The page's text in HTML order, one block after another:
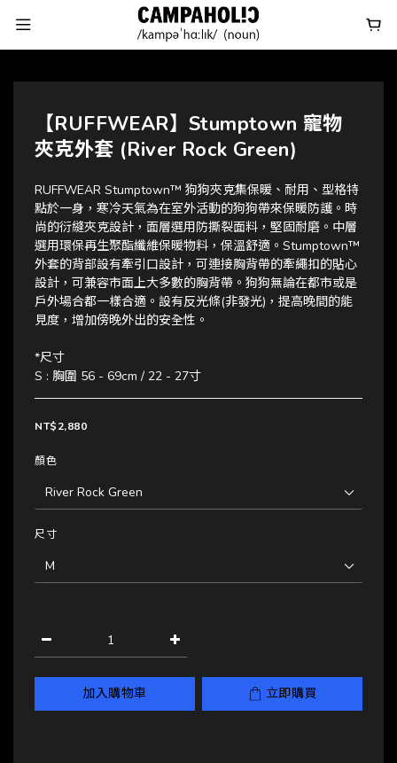
【RUFFWEAR】Stumptown 寵物
夾克外套 (River Rock Green)
RUFFWEAR Stumptown™ 狗狗夾克集保暖、耐用、型格特
點於一身，寒冷天氣為在室外活動的狗狗帶來保暖防護。時
尚的衍縫夾克設計，面層選用防撕裂面料，堅固耐磨。中層
選用環保再生聚酯纖維保暖物料，保溫舒適。Stumptown™
外套的背部設有牽引口設計，可連接胸背帶的牽繩扣的貼心
設計，可兼容市面上大多數的胸背帶。狗狗無論在都市或是
戶外場合都一樣合適。設有反光條(非發光)，提高晚間的能
見度，增加傍晚外出的安全性。
*尺寸
S : 胸圍 56 - 69cm / 22 - 27寸
NT$2,880
顏色
尺寸
加入購物車 立即購買